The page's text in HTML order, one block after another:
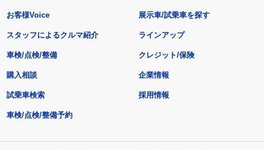
お客様Voice
スタッフによるクルマ紹介
展示車/試乗車を探す
ラインアップ
車検/点検/整備 クレジット/保険
購入相談
試乗車検索
車検/点検/整備予約
企業情報
採用情報